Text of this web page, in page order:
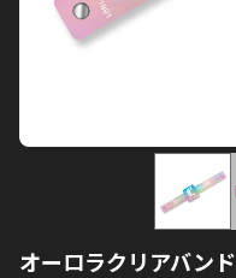
オーロラクリアバンド